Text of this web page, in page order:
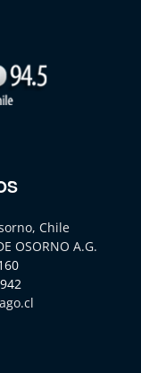
Chile
OSORNO A.G.